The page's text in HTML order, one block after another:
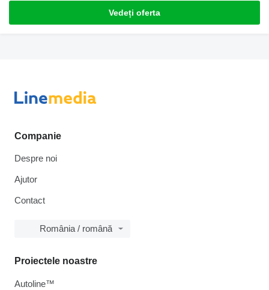
Vedeți oferta
Companie
Despre noi
Ajutor
Contact
România / română
Proiectele noastre
Autoline™